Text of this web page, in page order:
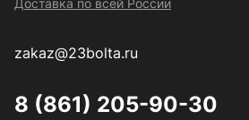
Доставка по всей России
zakaz@23bolta.ru
8 (861) 205-90-30